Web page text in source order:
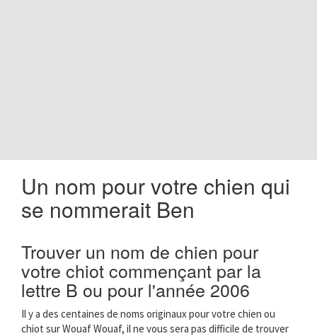
Un nom pour votre chien qui
se nommerait Ben
Trouver un nom de chien pour
votre chiot commençant par la
lettre B ou pour l'année 2006
Il y a des centaines de noms originaux pour votre chien ou
chiot sur Wouaf Wouaf, il ne vous sera pas difficile de trouver